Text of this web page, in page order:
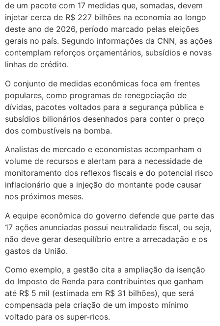
de um pacote com 17 medidas que, somadas, devem
injetar cerca de R$ 227 bilhões na economia ao longo
deste ano de 2026, período marcado pelas eleições
gerais no país. Segundo informações da CNN, as ações
contemplam reforços orçamentários, subsídios e novas
linhas de crédito.
O conjunto de medidas econômicas foca em frentes
populares, como programas de renegociação de
dívidas, pacotes voltados para a segurança pública e
subsídios bilionários desenhados para conter o preço
dos combustíveis na bomba.
Analistas de mercado e economistas acompanham o
volume de recursos e alertam para a necessidade de
monitoramento dos reflexos fiscais e do potencial risco
inflacionário que a injeção do montante pode causar
nos próximos meses.
A equipe econômica do governo defende que parte das
17 ações anunciadas possui neutralidade fiscal, ou seja,
não deve gerar desequilíbrio entre a arrecadação e os
gastos da União.
Como exemplo, a gestão cita a ampliação da isenção
do Imposto de Renda para contribuintes que ganham
até R$ 5 mil (estimada em R$ 31 bilhões), que será
compensada pela criação de um imposto mínimo
voltado para os super-ricos.